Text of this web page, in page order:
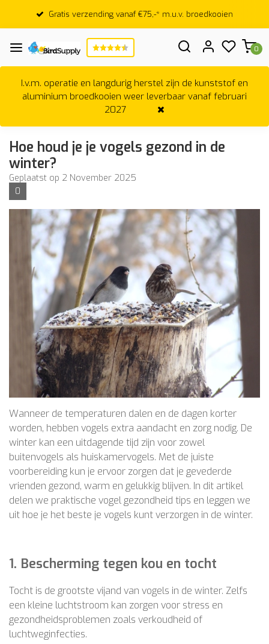
Gratis verzending vanaf €75,-* m.u.v. broedkooien
0
I.v.m. operatie en langdurig herstel zijn de kunststof en
aluminium broedkooien weer leverbaar vanaf februari
2027
Hoe houd je je vogels gezond in de
winter?
Geplaatst op 2 November 2025
0
Wanneer de temperaturen dalen en de dagen korter
worden, hebben vogels extra aandacht en zorg nodig. De
winter kan een uitdagende tijd zijn voor zowel
buitenvogels als huiskamervogels. Met de juiste
voorbereiding kun je ervoor zorgen dat je gevederde
vrienden gezond, warm en gelukkig blijven. In dit artikel
delen we praktische vogel gezondheid tips en leggen we
uit hoe je het beste je vogels kunt verzorgen in de winter.
1. Bescherming tegen kou en tocht
Tocht is de grootste vijand van vogels in de winter. Zelfs
een kleine luchtstroom kan zorgen voor stress en
gezondheidsproblemen zoals verkoudheid of
luchtweginfecties.